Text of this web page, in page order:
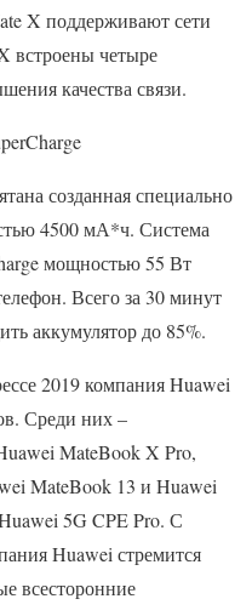
X поддерживают сети
встроены четыре
качества связи.
созданная специально
4500 мА*ч. Система
мощностью 55 Вт
Всего за 30 минут
аккумулятор до 85%.
2019 компания Huawei
Среди них –
MateBook X Pro,
MateBook 13 и Huawei
5G CPE Pro. С
Huawei стремится
всесторонние